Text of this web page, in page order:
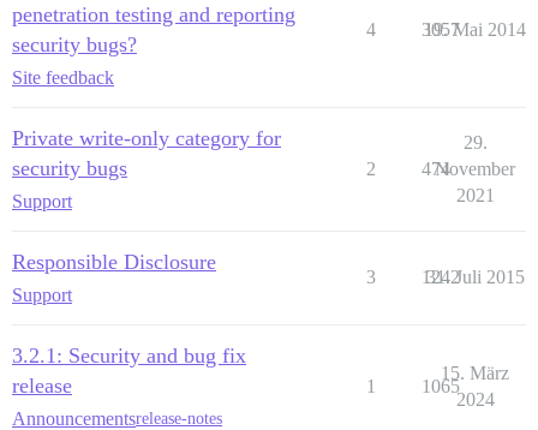
penetration testing and reporting
security bugs?
Site feedback
4 3057
19. Mai 2014
Private write-only category for
security bugs
Support
2 474
29.
November
2021
Responsible Disclosure
Support
3 1242
31. Juli 2015
3.2.1: Security and bug fix
release
Announcementsrelease-notes
1 1065
15. März
2024